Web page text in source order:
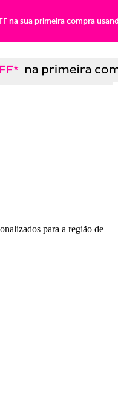
na sua primeira compra
para a região de